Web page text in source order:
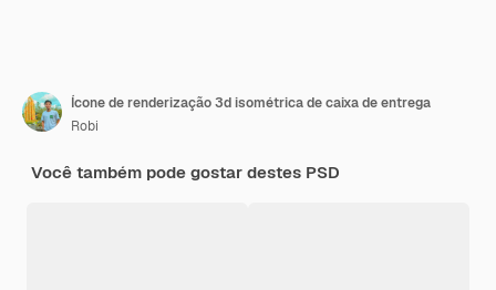
Ícone de renderização 3d isométrica de caixa de entrega
Robi
Você também pode gostar destes PSD